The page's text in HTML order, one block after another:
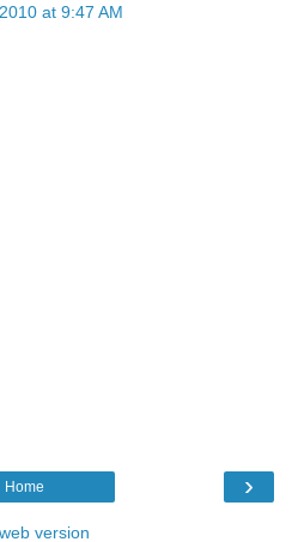
at 9:47 AM
›
Home
version